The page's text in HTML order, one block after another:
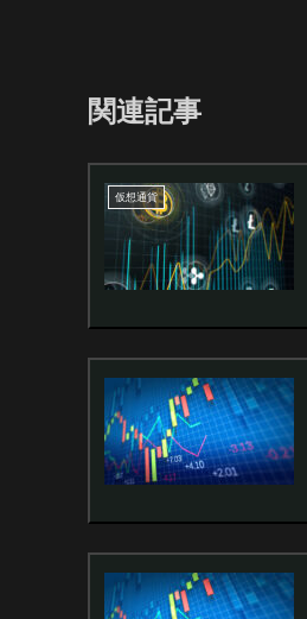
関連記事
仮想通貨